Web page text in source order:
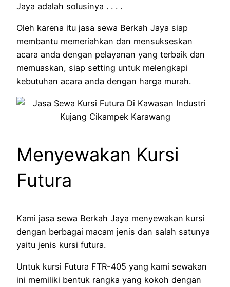
Jaya adalah solusinya . . . .
Oleh karena itu jasa sewa Berkah Jaya siap
membantu memeriahkan dan mensukseskan
acara anda dengan pelayanan yang terbaik dan
memuaskan, siap setting untuk melengkapi
kebutuhan acara anda dengan harga murah.
Menyewakan Kursi
Futura
Kami jasa sewa Berkah Jaya menyewakan kursi
dengan berbagai macam jenis dan salah satunya
yaitu jenis kursi futura.
Untuk kursi Futura FTR-405 yang kami sewakan
ini memiliki bentuk rangka yang kokoh dengan